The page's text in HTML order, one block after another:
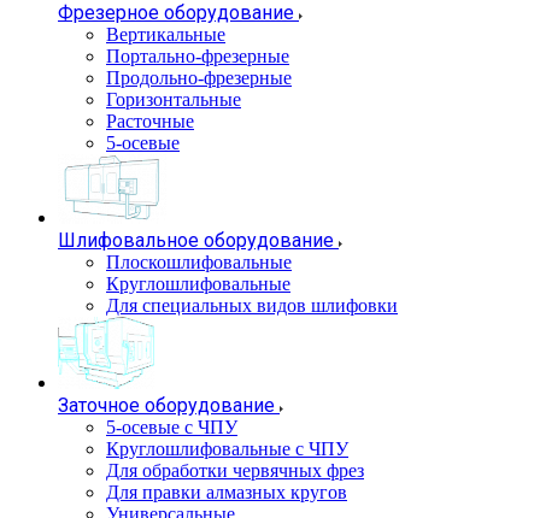
Фрезерное оборудование
Вертикальные
Портально-фрезерные
Продольно-фрезерные
Горизонтальные
Расточные
5-осевые
Шлифовальное оборудование
Плоскошлифовальные
Круглошлифовальные
Для специальных видов шлифовки
Заточное оборудование
5-осевые с ЧПУ
Круглошлифовальные с ЧПУ
Для обработки червячных фрез
Для правки алмазных кругов
Универсальные